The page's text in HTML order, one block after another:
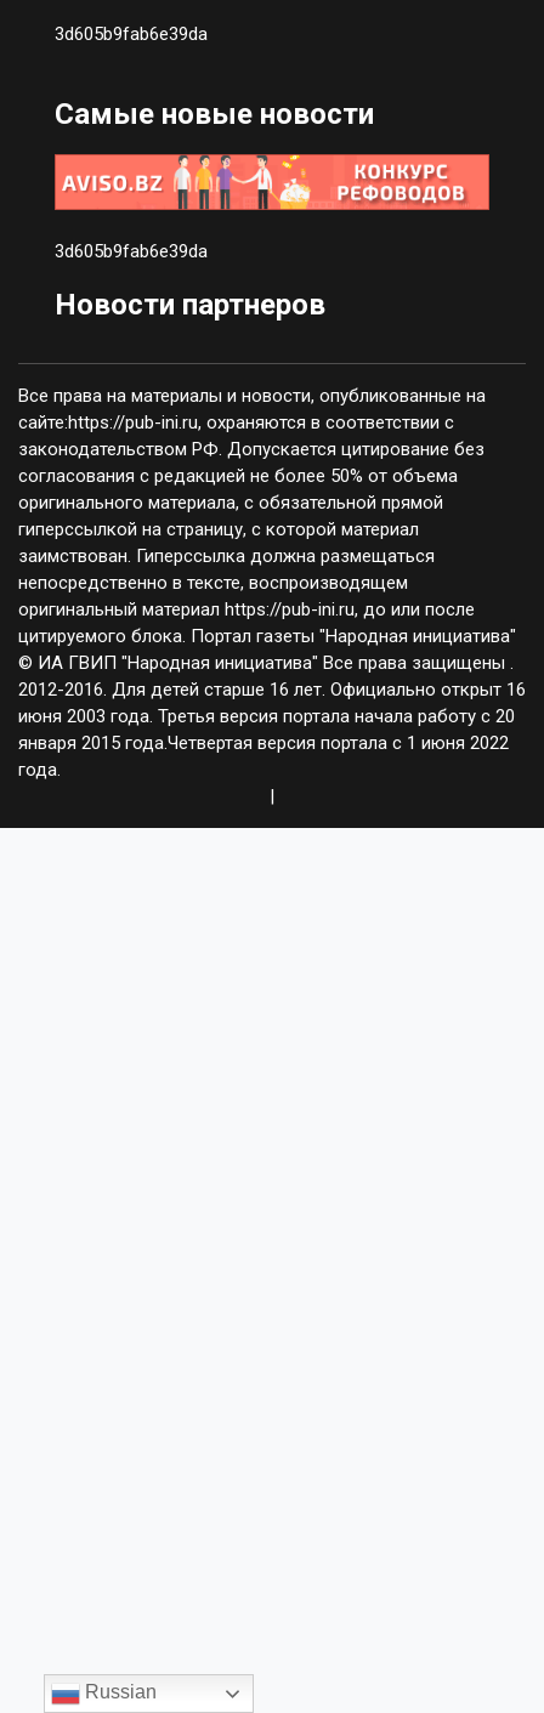
3d605b9fab6e39da
Самые новые новости
3d605b9fab6e39da
Новости партнеров
Все права на материалы и новости, опубликованные на
сайте:https://pub-ini.ru, охраняются в соответствии с
законодательством РФ. Допускается цитирование без
согласования с редакцией не более 50% от объема
оригинального материала, с обязательной прямой
гиперссылкой на страницу, с которой материал
заимствован. Гиперссылка должна размещаться
непосредственно в тексте, воспроизводящем
оригинальный материал https://pub-ini.ru, до или после
цитируемого блока. Портал газеты "Народная инициатива"
© ИА ГВИП "Народная инициатива" Все права защищены .
2012-2016. Для детей старше 16 лет. Официально открыт 16
июня 2003 года. Третья версия портала начала работу с 20
января 2015 года.Четвертая версия портала с 1 июня 2022
года.
|
Russian